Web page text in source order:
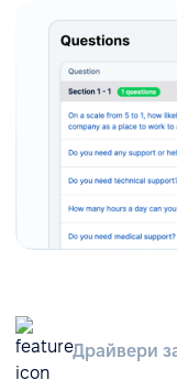
Драйвери